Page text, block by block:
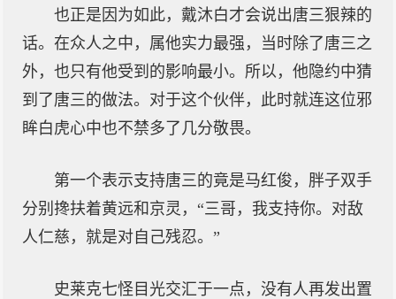
也正是因为如此，戴沐白才会说出唐三狠辣的
话。在众人之中，属他实力最强，当时除了唐三之
外，也只有他受到的影响最小。所以，他隐约中猜
到了唐三的做法。对于这个伙伴，此时就连这位邪
眸白虎心中也不禁多了几分敬畏。
第一个表示支持唐三的竟是马红俊，胖子双手
分别搀扶着黄远和京灵，“三哥，我支持你。对敌
人仁慈，就是对自己残忍。”
史莱克七怪目光交汇于一点，没有人再发出置